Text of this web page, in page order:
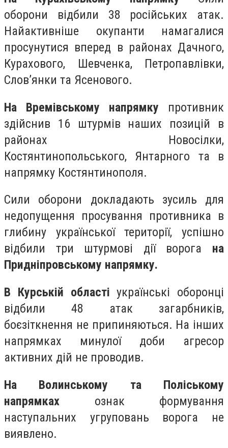
оборони відбили 38 російських атак.
Найактивніше окупанти намагалися
просунутися вперед в районах Дачного,
Курахового, Шевченка, Петропавлівки,
Слов’янки та Ясенового.
На Времівському напрямку противник
здійснив 16 штурмів наших позицій в
районах Новосілки,
Костянтинопольського, Янтарного та в
напрямку Костянтинополя.
Сили оборони докладають зусиль для
недопущення просування противника в
глибину української території, успішно
відбили три штурмові дії ворога на
Придніпровському напрямку.
В Курській області українські оборонці
відбили 48 атак загарбників,
боєзіткнення не припиняються. На інших
напрямках минулої доби агресор
активних дій не проводив.
На Волинському та Поліському
напрямках ознак формування
наступальних угруповань ворога не
виявлено.